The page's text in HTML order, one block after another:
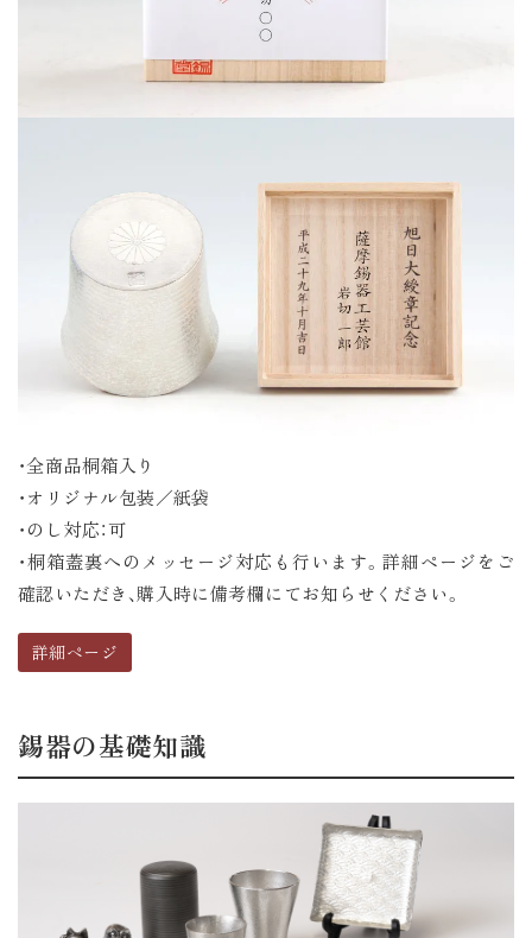
・全商品桐箱入り
・オリジナル包装／紙袋
・のし対応：可
・桐箱蓋裏へのメッセージ対応も行います。詳細ページをご
確認いただき、購入時に備考欄にてお知らせください。
詳細ページ
錫器の基礎知識